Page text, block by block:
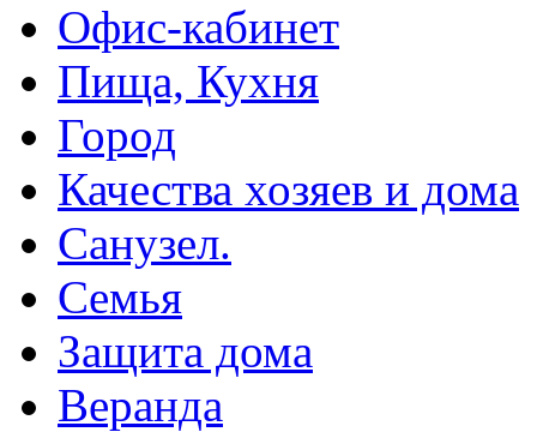
Офис-кабинет
Пища, Кухня
Город
Качества хозяев и дома
Санузел.
Семья
Защита дома
Веранда